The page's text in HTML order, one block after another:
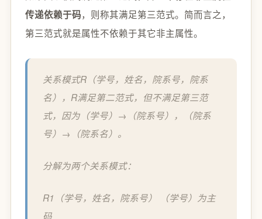
传递依赖于码，则称其满足第三范式。简而言之，
第三范式就是属性不依赖于其它非主属性。
关系模式R（学号，姓名，院系号，院系
名），R满足第二范式，但不满足第三范
式，因为（学号）→（院系号），（院系
号）→（院系名）。
分解为两个关系模式：
R1（学号，姓名，院系号） （学号）为主
码